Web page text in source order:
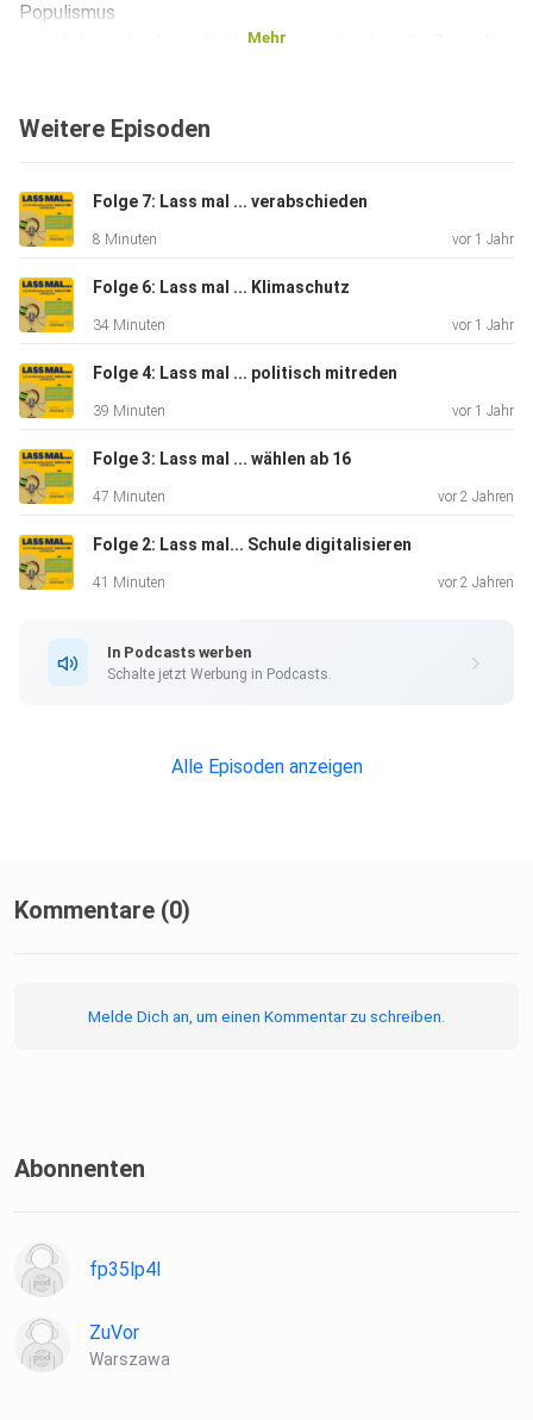
Populismus
genutzt werden kann. Hört rein, um mehr über die Zukunft
Einzelne zu
können.
Mehr
Weitere Episoden
Folge 7: Lass mal ... verabschieden
8 Minuten vor 1 Jahr
Folge 6: Lass mal ... Klimaschutz
34 Minuten vor 1 Jahr
Folge 4: Lass mal ... politisch mitreden
39 Minuten vor 1 Jahr
Folge 3: Lass mal ... wählen ab 16
47 Minuten vor 2 Jahren
Folge 2: Lass mal... Schule digitalisieren
41 Minuten vor 2 Jahren
In Podcasts werben
Schalte jetzt Werbung in Podcasts.
Alle Episoden anzeigen
Kommentare (0)
Melde Dich an, um einen Kommentar zu schreiben.
Abonnenten
fp35lp4l
ZuVor
Warszawa